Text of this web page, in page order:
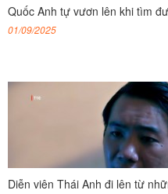
Quốc Anh tự vươn lên khi tìm
01/09/2025
Diễn viên Thái Anh đi lên từ